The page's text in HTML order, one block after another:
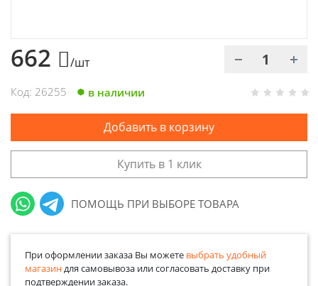
662 /шт
Код: 26255 в наличии
Добавить в корзину
Купить в 1 клик
ПОМОЩЬ ПРИ ВЫБОРЕ ТОВАРА
При оформлении заказа Вы можете выбрать удобный
магазиндля самовывоза или согласовать доставку при
подтверждении заказа.